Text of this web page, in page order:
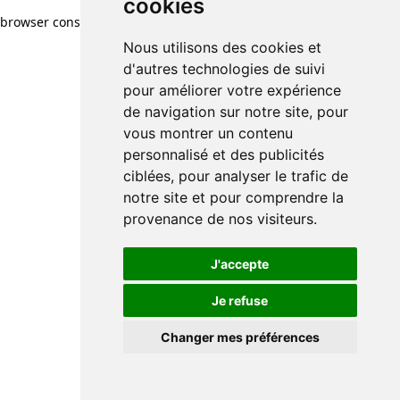
cookies
Nous utilisons des cookies et
d'autres technologies de suivi
pour améliorer votre expérience
de navigation sur notre site, pour
vous montrer un contenu
personnalisé et des publicités
ciblées, pour analyser le trafic de
notre site et pour comprendre la
provenance de nos visiteurs.
J'accepte
Je refuse
Changer mes préférences
browser console for more information)